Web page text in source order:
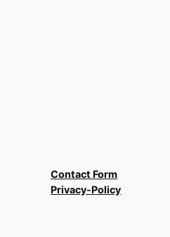
Contact Form
Privacy-Policy